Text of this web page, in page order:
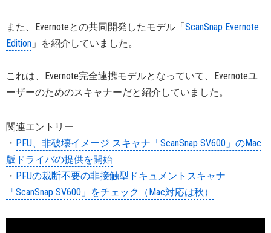
また、Evernoteとの共同開発したモデル「ScanSnap Evernote
Edition 」を紹介していました。
これは、Evernote完全連携モデルとなっていて、Evernoteユ
ーザーのためのスキャナーだと紹介していました。
関連エントリー
・ PFU、非破壊イメージ スキャナ「ScanSnap SV600」のMac
版ドライバの提供を開始
・ PFUの裁断不要の非接触型ドキュメントスキャナ
「ScanSnap SV600」をチェック（Mac対応は秋）